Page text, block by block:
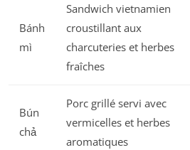
Bánh
mì
Sandwich vietnamien
croustillant aux
charcuteries et herbes
fraîches
Bún
chả
Porc grillé servi avec
vermicelles et herbes
aromatiques